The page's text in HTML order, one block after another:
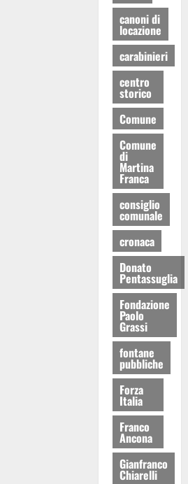
canoni di
locazione
carabinieri
centro
storico
Comune
Comune
di
Martina
Franca
consiglio
comunale
cronaca
Donato
Pentassuglia
Fondazione
Paolo
Grassi
fontane
pubbliche
Forza
Italia
Franco
Ancona
Gianfranco
Chiarelli